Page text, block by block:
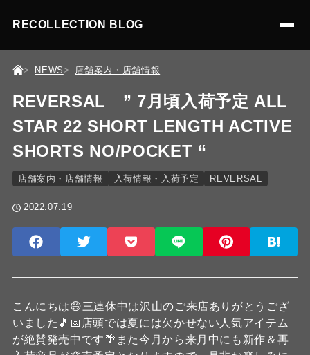
RECOLLECTION BLOG
NEWS 店舗案内・店舗情報
REVERSAL ” 7月頃入荷予定 ALL
STAR 22 SHORT LENGTH ACTIVE
SHORTS NO/POCKET “
店舗案内・店舗情報 入荷情報・入荷予定 REVERSAL
2022.07.19
こんにちは😄三連休中は沢山のご来店ありがとうござ
いました🎵📅店頭では夏には欠かせない人気アイテム
が絶賛発売中です🌴また今月から来月中にも新作＆再